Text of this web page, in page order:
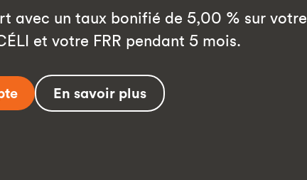
avec un taux bonifié de 5,00 % sur votre
et votre FRR pendant 5 mois.
En savoir plus